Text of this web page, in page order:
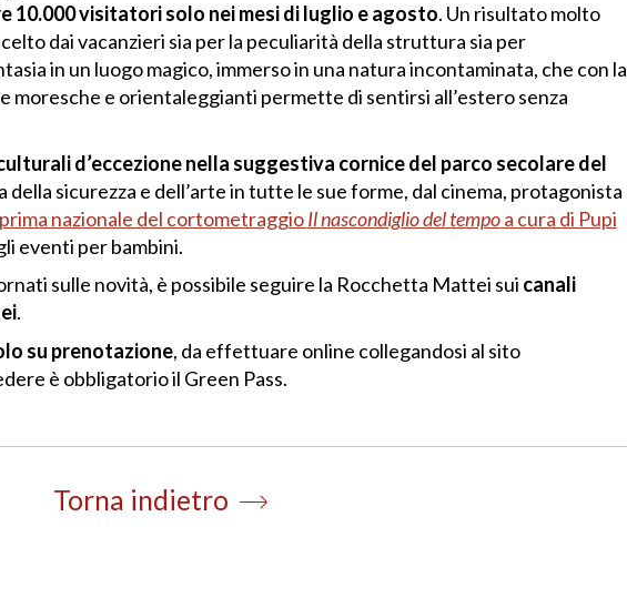
10.000 visitatori solo nei mesi di luglio e agosto. Un risultato molto
dai vacanzieri sia per la peculiarità della struttura sia per
in un luogo magico, immerso in una natura incontaminata, che con la
moresche e orientaleggianti permette di sentirsi all’estero senza
d’eccezione nella suggestiva cornice del parco secolare del
della sicurezza e dell’arte in tutte le sue forme, dal cinema, protagonista
nazionale del cortometraggioIl nascondiglio del tempoa cura di Pupi
eventi per bambini.
sulle novità, è possibile seguire la Rocchetta Mattei sui canali
.
su prenotazione, da effettuare online collegandosi al sito
è obbligatorio il Green Pass.
Torna indietro